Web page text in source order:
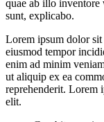
quae ab illo inventore
sunt, explicabo.
Lorem ipsum dolor sit
eiusmod tempor
enim ad minim
ut aliquip ex ea
reprehenderit. Lorem
elit.